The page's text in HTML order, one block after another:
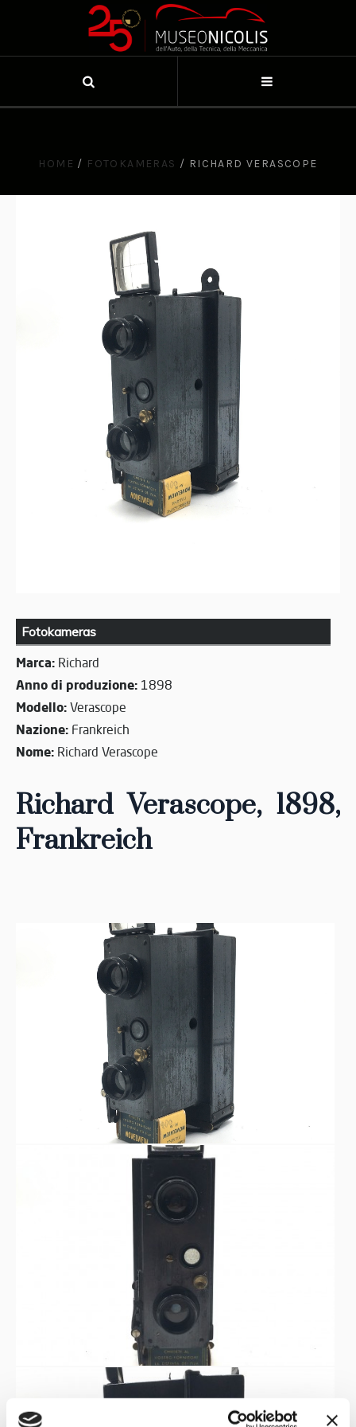
HOME / FOTOKAMERAS / RICHARD VERASCOPE
Fotokameras
Marca: Richard
Anno di produzione: 1898
Modello: Verascope
Nazione: Frankreich
Nome: Richard Verascope
Richard Verascope, 1898,
Frankreich